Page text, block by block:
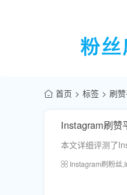
首页 标签 刷
Instagram刷赞
本文详细评测了
Instagram刷粉丝